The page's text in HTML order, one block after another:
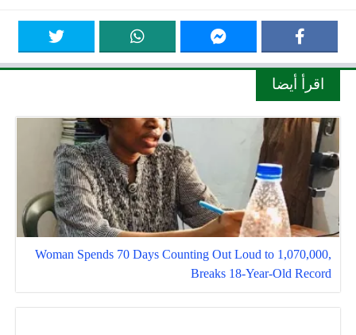
اقرأ أيضا
Woman Spends 70 Days Counting Out Loud to 1,070,000,
Breaks 18-Year-Old Record